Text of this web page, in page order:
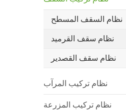
نظام السقف المسطح
نظام سقف القرميد
نظام سقف القصدير
نظام تركيب المرآب
نظام تركيب المزرعة